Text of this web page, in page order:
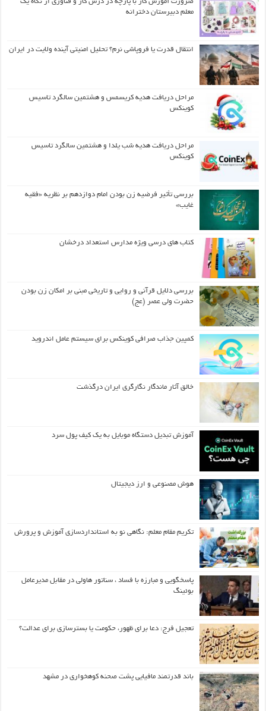
معلم دبیرستان دخترانه
انتقال قدرت یا فروپاشی نرم؟ تحلیل امنیتی آینده ولایت در ایران
مراحل دریافت هدیه کریسمس و هشتمین سالگرد تاسیس
کوینکس
مراحل دریافت هدیه شب یلدا و هشتمین سالگرد تاسیس
کوینکس
بررسی تأثیر فرضیه زن بودن امام دوازدهم بر نظریه «فقیه
غایب»
کتاب های درسی ویژه مدارس استعداد درخشان
بررسی دلایل قرآنی و روایی و تاریخی مبنی بر امکان زن بودن
حضرت ولی عصر (عج)
کمپین جذاب صرافی کوینکس برای سیستم عامل اندروید
خالق آثار ماندگار نگارگری ایران درگذشت
آموزش تبدیل دستگاه موبایل به یک کیف‌ پول سرد
هوش مصنوعی و ارز دیجیتال
تکریم مقام معلم: نگاهی نو به استانداردسازی آموزش و پرورش
پاسخگویی و مبارزه با فساد ، سناتور هاولی در مقابل مدیرعامل
بوئینگ
تعجیل فرج: دعا برای ظهور، حکومت یا بسترسازی برای عدالت؟
باند قدرتمند مافیایی پشت صحنه کوهخواری در مشهد